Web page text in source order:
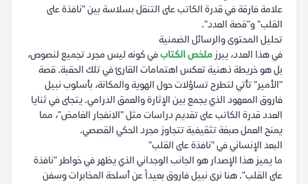
علامة فارقة في قدرة الكاتب على التنقل بسلاسة بين "نافذة على
القلب" و"قصة العدد".
تحليل المحتوى والرسائل الضمنية
في هذا العدد، يبرز ملخص الكتابفي كونه ليس مجرد تجميع لنصوص،
بل هو خريطة ذهنية تعكس اهتمامات القارئ في تلك الحقبة. قصة
"الأمير" تأتي لتطرح تساؤلات حول الهوية والمكانة، بأسلوب نبيل
فاروق المعهود الذي يجمع بين الإثارة والعمق الدرامي. يتجلى في ثنايا
العدد قدرة الكاتب على تقديم دراسات مثل "الانفجار الغامض"، مما
يمنح العمل صبغة تثقيفية تتجاوز مجرد الحكي القصصي.
البعد الإنساني في "نافذة على القلب"
ما يميز هذا الإصدار هو الجانب الوجداني الذي يظهر في خواطر "نافذة
على القلب". هنا نرى نبيل فاروق بعيداً عن أسلحة المخابرات وسفن